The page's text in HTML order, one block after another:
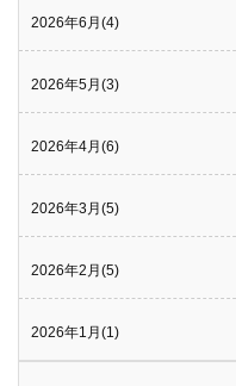
2026年6月(4)
2026年5月(3)
2026年4月(6)
2026年3月(5)
2026年2月(5)
2026年1月(1)